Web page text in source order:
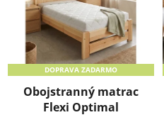
DOPRAVA ZADARMO
Obojstranný matrac
Flexi Optimal